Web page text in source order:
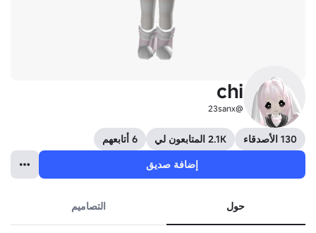
chi
@23sanx
130 الأصدقاء 2.1K المتابعون لي
6 أتابعهم
إضافة صديق
حول التصاميم